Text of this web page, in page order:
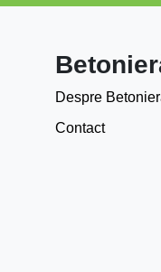
Despre
Contact